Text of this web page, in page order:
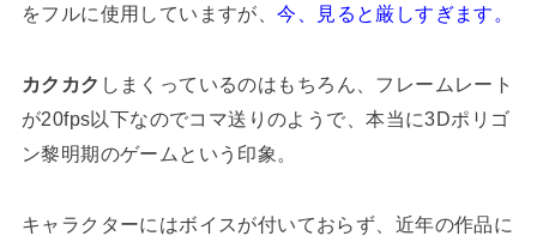
をフルに使用していますが、今、見ると厳しすぎます。
カクカク しまくっているのはもちろん、フレームレート
が20fps以下なのでコマ送りのようで、本当に3Dポリゴ
ン黎明期のゲームという印象。
キャラクターにはボイスが付いておらず、近年の作品に